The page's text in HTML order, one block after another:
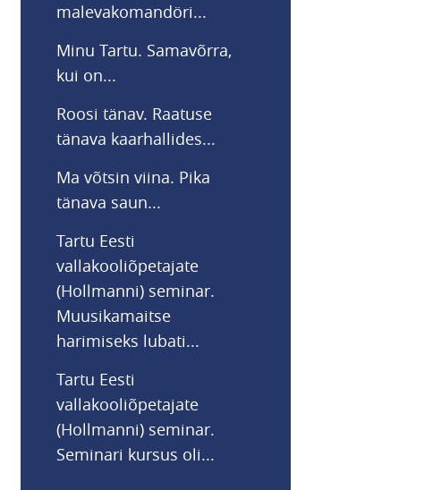
malevakomandöri...
Minu Tartu. Samavõrra,
kui on...
Roosi tänav. Raatuse
tänava kaarhallides...
Ma võtsin viina. Pika
tänava saun...
Tartu Eesti
vallakooliõpetajate
(Hollmanni) seminar.
Muusikamaitse
harimiseks lubati...
Tartu Eesti
vallakooliõpetajate
(Hollmanni) seminar.
Seminari kursus oli...